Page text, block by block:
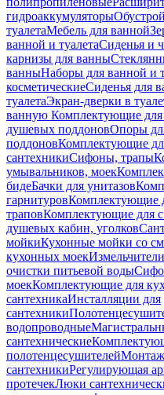
гидроаккумуляторы
туалетаМебель для ванной
ванной и туалетаСиденья и
карнизы для ванны
ванныНаборы для ванной и
косметическиеСиденья для
туалетаЭкран-дверки в
ванную Комплектующие для
душевых поддоновОпоры
поддоновКомплектующие
сантехникиСифоны, трапы
умывальников, моек
бидеБачки для унитазов
гарнитуровКомплектующие
траповКомплектующие для
душевых кабин, уголков
мойкиКухонные мойки со
кухонных моек
очистки питьевой воды
моекКомплектующие для
сантехникаИнсталляции для
сантехники
водопроводные
сантехнические
полотенцесушителей
сантехникиРегулирующая
протечекЛюки